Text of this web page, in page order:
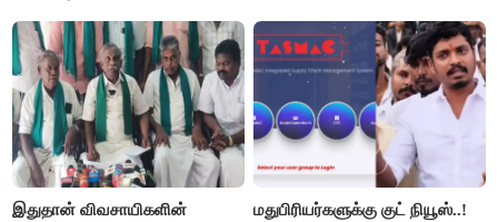
இதுதான் விவசாயிகளின்
மதுபிரியர்களுக்கு குட் நியூஸ்..!